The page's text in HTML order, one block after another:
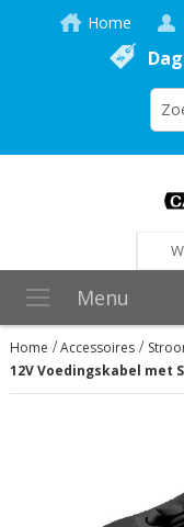
Home
Menu
Home Accessoires
12V Voedingskabel met